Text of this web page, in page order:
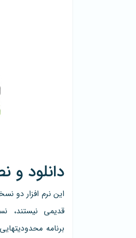
دانلود و
این نرم افزار دو
قدیمی نیستند،